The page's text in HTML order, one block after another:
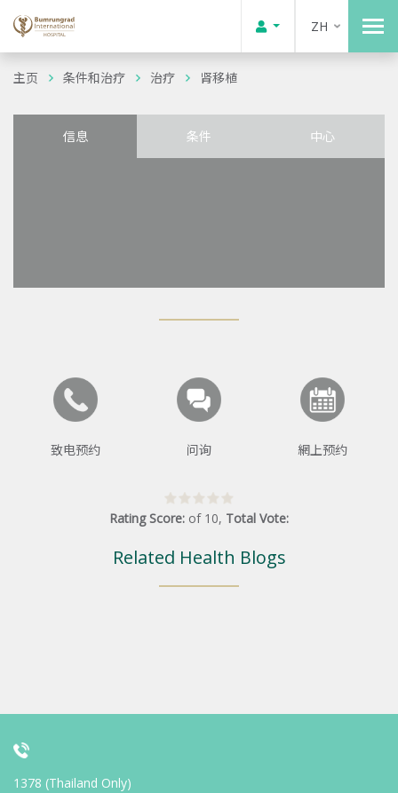
ZH
主页 条件和治疗 治疗 肾移植
信息 条件 中心
致电预约 问询 網上预约
Rating Score: of 10, Total Vote:
Related Health Blogs
1378 (Thailand Only)